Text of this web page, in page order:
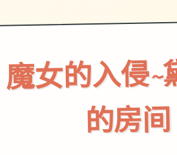
魔女的入侵~
的房间